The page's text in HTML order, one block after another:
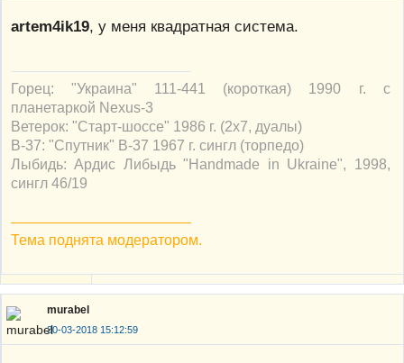
artem4ik19, у меня квадратная система.
Горец: "Украина" 111-441 (короткая) 1990 г. с
планетаркой Nexus-3
Ветерок: "Старт-шоссе" 1986 г. (2х7, дуалы)
В-37: "Спутник" В-37 1967 г. сингл (торпедо)
Лыбидь: Ардис Либыдь "Handmade in Ukraine", 1998,
сингл 46/19
Тема поднята модератором.
murabel
30-03-2018 15:12:59